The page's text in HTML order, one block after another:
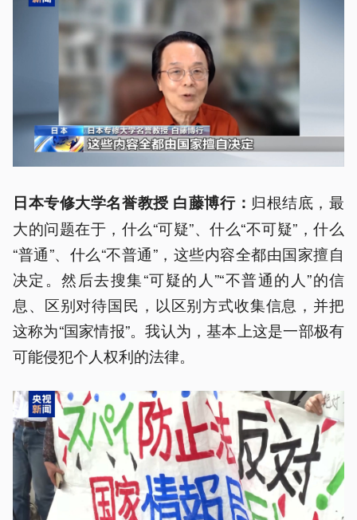
日本专修大学名誉教授 白藤博行： 归根结底，最
大的问题在于，什么“可疑”、什么“不可疑”，什么
“普通”、什么“不普通”，这些内容全都由国家擅自
决定。然后去搜集“可疑的人”“不普通的人”的信
息、区别对待国民，以区别方式收集信息，并把
这称为“国家情报”。我认为，基本上这是一部极有
可能侵犯个人权利的法律。